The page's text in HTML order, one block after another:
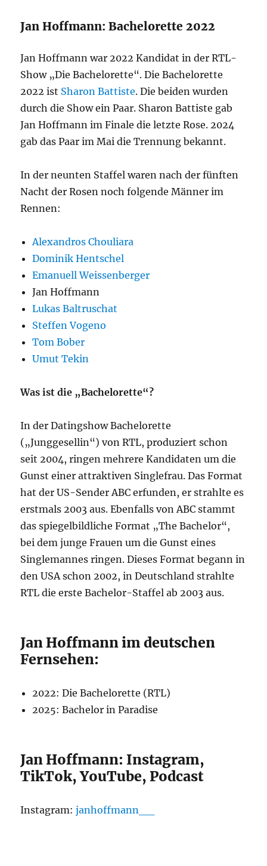
Jan Hoffmann: Bachelorette 2022
Jan Hoffmann war 2022 Kandidat in der RTL-
Show „Die Bachelorette“. Die Bachelorette
2022 ist Sharon Battiste. Die beiden wurden
durch die Show ein Paar. Sharon Battiste gab
Jan Hoffmann im Finale die letzte Rose. 2024
gab das Paar im Mai die Trennung bekannt.
In der neunten Staffel waren nach der fünften
Nacht der Rosen noch folgende Männer im
Rennen:
Alexandros Chouliara
Dominik Hentschel
Emanuell Weissenberger
Jan Hoffmann
Lukas Baltruschat
Steffen Vogeno
Tom Bober
Umut Tekin
Was ist die „Bachelorette“?
In der Datingshow Bachelorette
(„Junggesellin“) von RTL, produziert schon
seit 2004, ringen mehrere Kandidaten um die
Gunst einer attraktiven Singlefrau. Das Format
hat der US-Sender ABC erfunden, er strahlte es
erstmals 2003 aus. Ebenfalls von ABC stammt
das spiegelbildliche Format „The Bachelor“,
bei dem junge Frauen um die Gunst eines
Singlemannes ringen. Dieses Format begann in
den USA schon 2002, in Deutschland strahlte
RTL die erste Bachelor-Staffel ab 2003 aus.
Jan Hoffmann im deutschen
Fernsehen:
2022: Die Bachelorette (RTL)
2025: Bachelor in Paradise
Jan Hoffmann: Instagram,
TikTok, YouTube, Podcast
Instagram:janhoffmann__